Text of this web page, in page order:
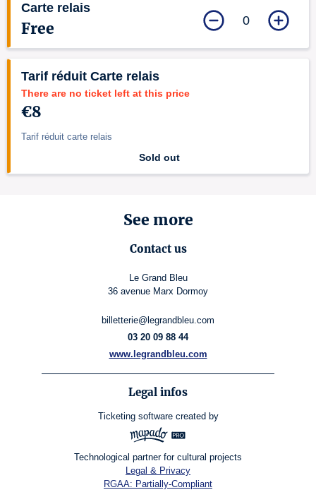
Carte relais
Free 0
Tarif réduit Carte relais
There are no ticket left at this price
€8
Tarif réduit carte relais
Sold out
See more
Contact us
Le Grand Bleu
36 avenue Marx Dormoy
billetterie@legrandbleu.com
03 20 09 88 44
www.legrandbleu.com
Legal infos
Ticketing software created by
Technological partner for cultural projects
Legal & Privacy
RGAA: Partially-Compliant